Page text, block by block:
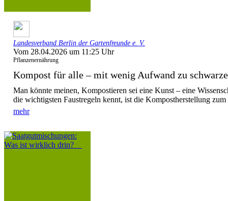
Landesverband Berlin der Gartenfreunde e. V.
Vom 28.04.2026 um 11:25 Uhr
Pflanzenernährung
Kompost für alle – mit wenig Aufwand zu
Man könnte meinen, Kompostieren sei eine Kunst – eine
die wichtigsten Faustregeln kennt, ist die Kompostherstellung
mehr